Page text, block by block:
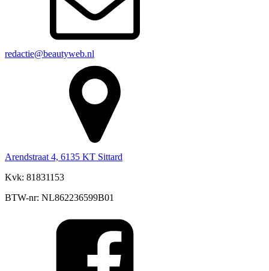
redactie@beautyweb.nl
Arendstraat 4, 6135 KT Sittard
Kvk: 81831153
BTW-nr: NL862236599B01